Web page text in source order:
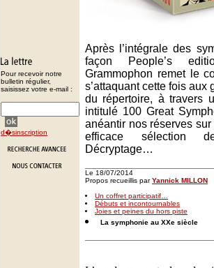
Pour recevoir notre
bulletin régulier,
saisissez votre e-mail :
d�sinscription
Après l’intégrale des
façon People’s
Grammophon remet le
s’attaquant cette fois aux
du répertoire, à travers
intitulé 100 Great
anéantir nos réserves
efficace sélection
Décryptage…
Le 18/07/2014
Propos recueillis parYannick MILLON
Un coffret participatif…
Débuts et incontournables
Joies et peines du hors piste
La symphonie au XXe siècle